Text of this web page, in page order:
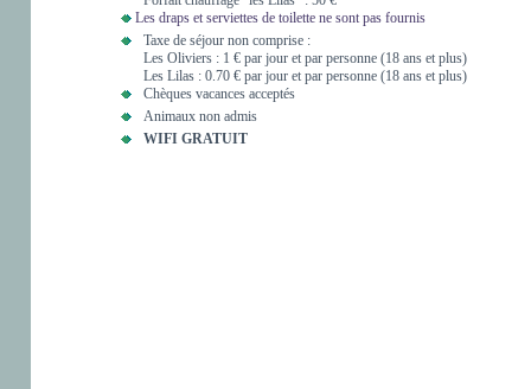
Les draps et serviettes de toilette ne sont pas fournis
Taxe de séjour non comprise :
Les Oliviers : 1 € par jour et par personne (18 ans et plus)
Les Lilas : 0.70 € par jour et par personne (18 ans et plus)
Chèques vacances acceptés
Animaux non admis
WIFI GRATUIT